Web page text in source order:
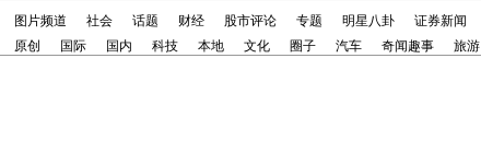
图片频道 社会 话题 财经 股市评论 专题 明星八卦 证券新闻
原创 国际 国内 科技 本地 文化 圈子 汽车 奇闻趣事 旅游